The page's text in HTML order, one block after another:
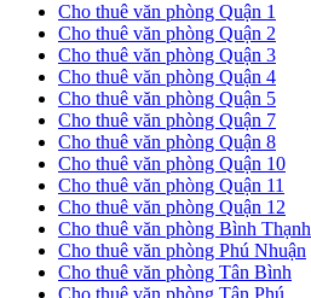
Cho thuê văn phòng Quận 1
Cho thuê văn phòng Quận 2
Cho thuê văn phòng Quận 3
Cho thuê văn phòng Quận 4
Cho thuê văn phòng Quận 5
Cho thuê văn phòng Quận 7
Cho thuê văn phòng Quận 8
Cho thuê văn phòng Quận 10
Cho thuê văn phòng Quận 11
Cho thuê văn phòng Quận 12
Cho thuê văn phòng Bình Thạnh
Cho thuê văn phòng Phú Nhuận
Cho thuê văn phòng Tân Bình
Cho thuê văn phòng Tân Phú